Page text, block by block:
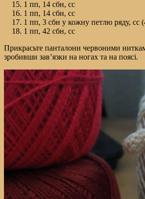
1 пп, 14 сбн, сс
1 пп, 14 сбн, сс
1 пп, 3 сбн у кожну петлю ряду, сс
1 пп, 42 сбн, сс
Прикрасьте панталони червоними
зробивши зав’язки на ногах та на поясі.